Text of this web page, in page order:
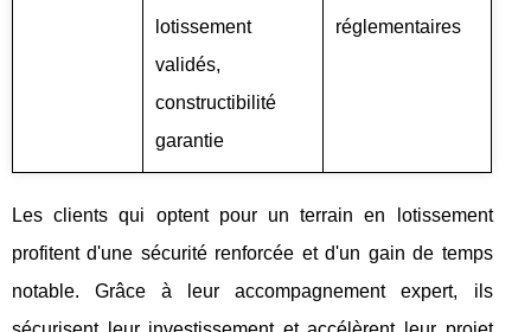
lotissement
validés,
constructibilité
garantie
réglementaires
Les clients qui optent pour un terrain en lotissement
profitent d'une sécurité renforcée et d'un gain de temps
notable. Grâce à leur accompagnement expert, ils